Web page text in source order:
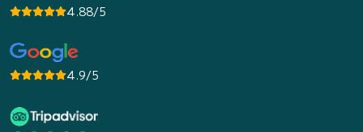
4.88/5
4.9/5